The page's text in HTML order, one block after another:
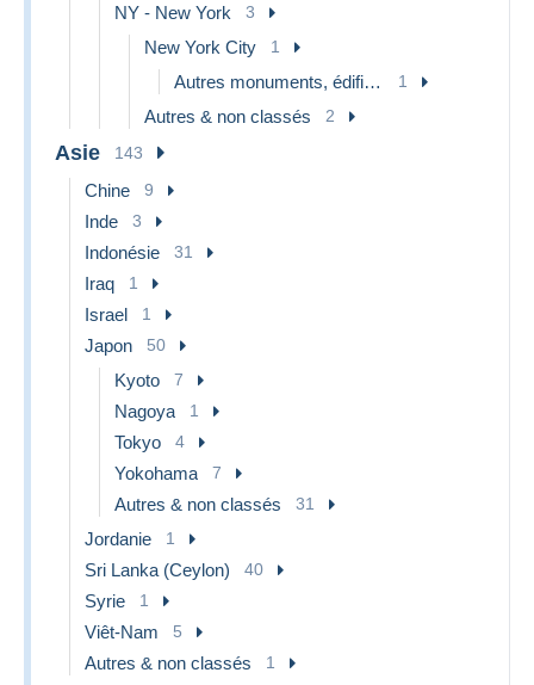
NY - New York 3
New York City 1
Autres monuments, édifices 1
Autres & non classés 2
Asie 143
Chine 9
Inde 3
Indonésie 31
Iraq 1
Israel 1
Japon 50
Kyoto 7
Nagoya 1
Tokyo 4
Yokohama 7
Autres & non classés 31
Jordanie 1
Sri Lanka (Ceylon) 40
Syrie 1
Viêt-Nam 5
Autres & non classés 1